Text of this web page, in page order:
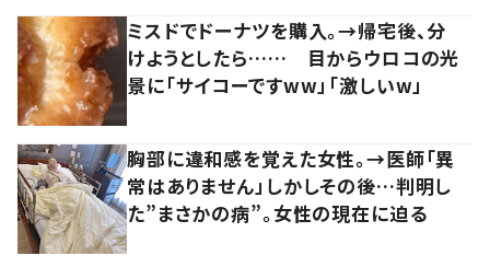
ミスドでドーナツを購入。→帰宅後、分
けようとしたら…… 目からウロコの光
景に「サイコーですww」「激しいw」
胸部に違和感を覚えた女性。→医師「異
常はありません」しかしその後…判明し
た”まさかの病”。女性の現在に迫る